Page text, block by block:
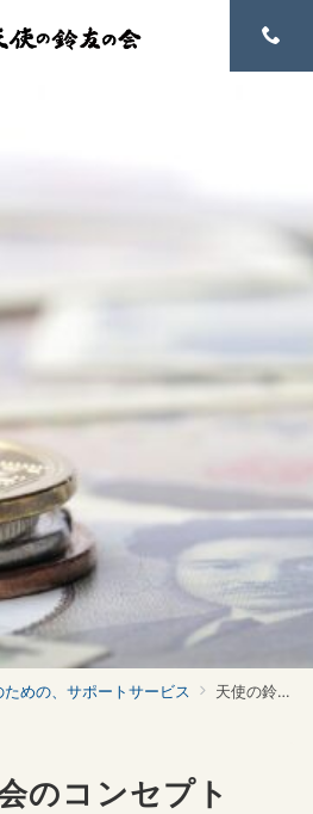
めの、サポートサービス 天使の鈴友の会のコンセプト
のコンセプト